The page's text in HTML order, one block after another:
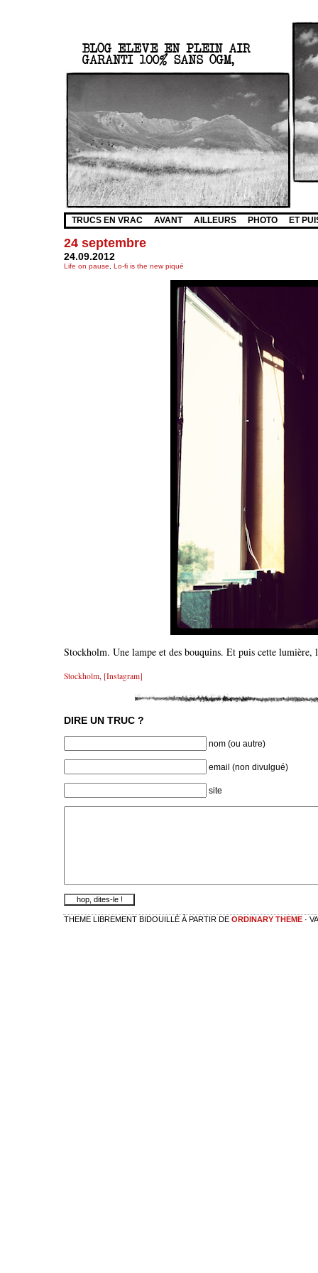
TRUCS EN VRAC AVANT AILLEURS PHOTO ET
24 septembre
24.09.2012
Life on pause Lo-fi is the new piqué
Stockholm. Une lampe et des bouquins. Et puis cette lumière,
Stockholm, [Instagram]
DIRE UN TRUC ?
nom (ou autre)
email (non divulgué)
site
THEME LIBREMENT BIDOUILLÉ À PARTIR DE ORDINARY THEME ·